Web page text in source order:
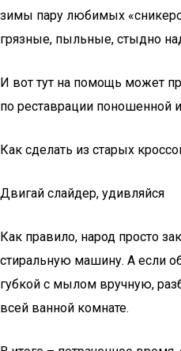
зимы пару любимых
грязные, пыльные, стыдно
И вот тут на помощь может
по реставрации поношенной
Как сделать из старых
Двигай слайдер, удивляйся
Как правило, народ просто
стиральную машину. А если
губкой с мылом вручную,
всей ванной комнате.